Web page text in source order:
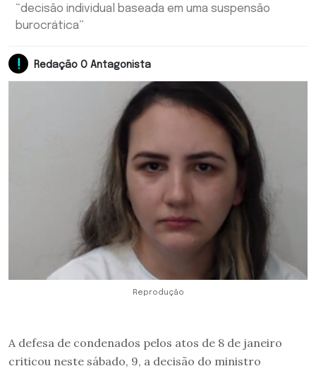
“decisão individual baseada em uma suspensão
burocrática”
Redação O Antagonista
Reprodução
A defesa de condenados pelos atos de 8 de janeiro
criticou neste sábado, 9, a decisão do ministro